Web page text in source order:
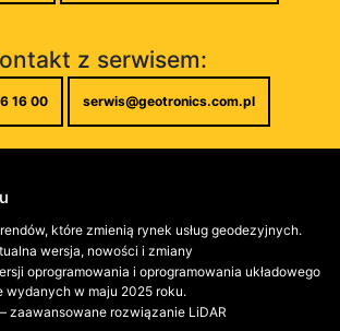
z serwisem:
16 00 serwis@geotronics.com.pl
które zmienią rynek usług geodezyjnych.
wersja, nowości i zmiany
oprogramowania i oprogramowania układowego
wydanych w maju 2025 roku.
zaawansowane rozwiązanie LiDAR